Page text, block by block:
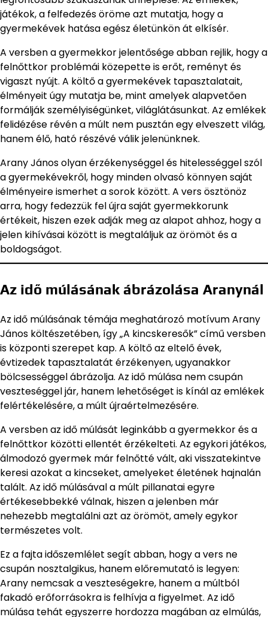
játékok, a felfedezés öröme azt mutatja, hogy a
gyermekévek hatása egész életünkön át elkísér.
A versben a gyermekkor jelentősége abban rejlik, hogy a
felnőttkor problémái közepette is erőt, reményt és
vigaszt nyújt. A költő a gyermekévek tapasztalatait,
élményeit úgy mutatja be, mint amelyek alapvetően
formálják személyiségünket, világlátásunkat. Az emlékek
felidézése révén a múlt nem pusztán egy elveszett világ,
hanem élő, ható részévé válik jelenünknek.
Arany János olyan érzékenységgel és hitelességgel szól
a gyermekévekről, hogy minden olvasó könnyen saját
élményeire ismerhet a sorok között. A vers ösztönöz
arra, hogy fedezzük fel újra saját gyermekkorunk
értékeit, hiszen ezek adják meg az alapot ahhoz, hogy a
jelen kihívásai között is megtaláljuk az örömöt és a
boldogságot.
Az idő múlásának ábrázolása Aranynál
Az idő múlásának témája meghatározó motívum Arany
János költészetében, így „A kincskeresők” című versben
is központi szerepet kap. A költő az eltelő évek,
évtizedek tapasztalatát érzékenyen, ugyanakkor
bölcsességgel ábrázolja. Az idő múlása nem csupán
veszteséggel jár, hanem lehetőséget is kínál az emlékek
felértékelésére, a múlt újraértelmezésére.
A versben az idő múlását leginkább a gyermekkor és a
felnőttkor közötti ellentét érzékelteti. Az egykori játékos,
álmodozó gyermek már felnőtté vált, aki visszatekintve
keresi azokat a kincseket, amelyeket életének hajnalán
talált. Az idő múlásával a múlt pillanatai egyre
értékesebbekké válnak, hiszen a jelenben már
nehezebb megtalálni azt az örömöt, amely egykor
természetes volt.
Ez a fajta időszemlélet segít abban, hogy a vers ne
csupán nosztalgikus, hanem előremutató is legyen:
Arany nemcsak a veszteségekre, hanem a múltból
fakadó erőforrásokra is felhívja a figyelmet. Az idő
múlása tehát egyszerre hordozza magában az elmúlás,